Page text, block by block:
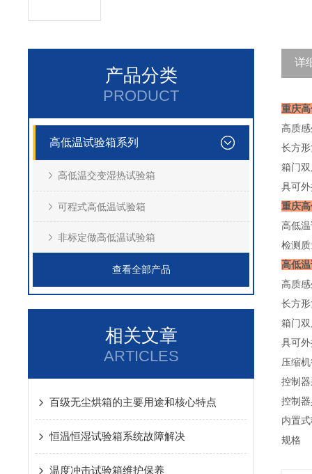
产品分类
PRODUCT
高低温试验箱系列
高低温交变湿热试验箱
可程式高低温试验箱
非标定做高低温试验箱
查看全部产品
相关文章
ARTICLES
百级无尘烘箱的主要用途和核心特点
恒温恒湿试验箱系统故障解决
温度冲击试验箱维护保养
详
重庆
高质
长方
箱门
具可
重庆
高低
检测
高低
高质
长方
箱门
具可
压缩
控制
控制
内置
规格